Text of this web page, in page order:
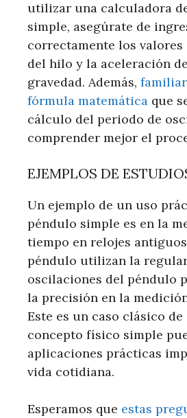
utilizar una calculadora
simple, asegúrate de
correctamente los
del hilo y la aceleración
gravedad. Además,
fórmula matemática que
cálculo del periodo de
comprender mejor el
EJEMPLOS DE
Un ejemplo de un uso
péndulo simple es en la
tiempo en relojes
péndulo utilizan la
oscilaciones del péndulo
la precisión en la
Este es un caso clásico
concepto físico simple
aplicaciones prácticas
vida cotidiana.
Esperamos que estas